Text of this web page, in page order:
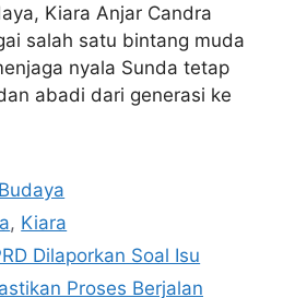
Kiara Anjar Candra
salah satu bintang muda
nyala Sunda tetap
abadi dari generasi ke
, Kiara
Dilaporkan Soal Isu
Proses Berjalan